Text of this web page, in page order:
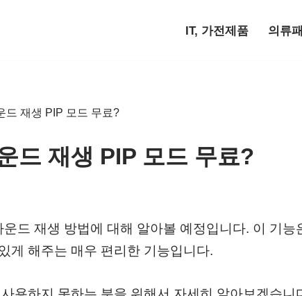
IT, 가전제품 의류
드 재생 PIP 모드 무료?
드 재생 PIP 모드 무료?
드 재생 방법에 대해 알아볼 예정입니다. 이 기능
게 해주는 매우 편리한 기능입니다.